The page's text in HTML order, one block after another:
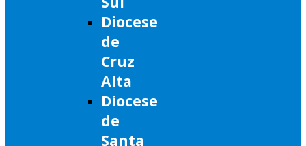
Diocese
de
Cruz
Alta
Diocese
de
Santa